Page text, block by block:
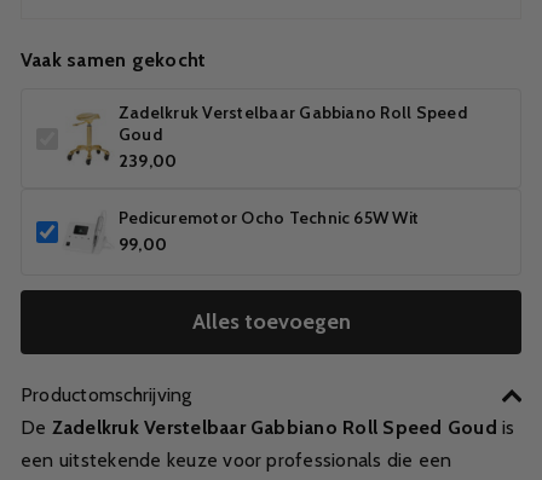
Vaak samen gekocht
Zadelkruk Verstelbaar Gabbiano Roll Speed
Goud
239,00
Pedicuremotor Ocho Technic 65W Wit
99,00
Alles toevoegen
Productomschrijving
De Zadelkruk Verstelbaar Gabbiano Roll Speed Goud is
een uitstekende keuze voor professionals die een